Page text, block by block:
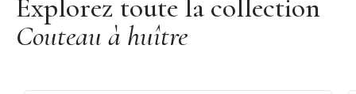
Explorez toute la collection
Couteau à huître